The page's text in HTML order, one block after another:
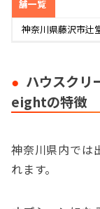
舗一覧
神奈川県藤沢市辻
ハウスクリ
eightの特徴
神奈川県内では
れます。